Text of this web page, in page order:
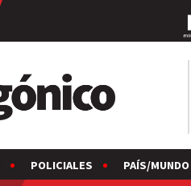
POLICIALES PAÍS/MUNDO